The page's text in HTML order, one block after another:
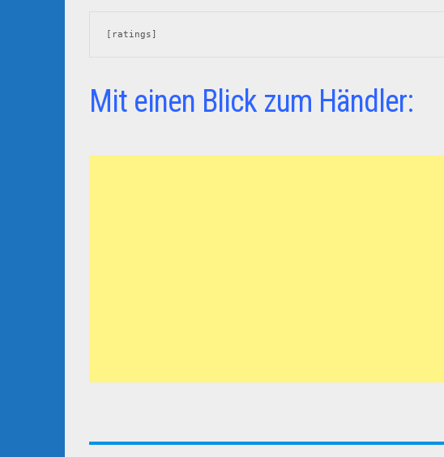
[ratings]
Mit einen Blick zum Händler: